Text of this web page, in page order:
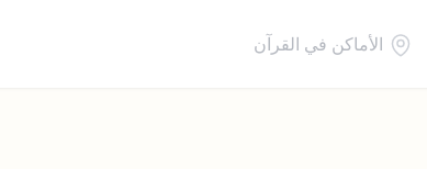
الأماكن في القرآن